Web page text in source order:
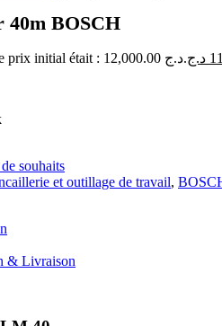
40m BOSCH
Le prix initial était : 12,000.00 د.ج.د.ج
souhaits
et outillage de travail,
& Livraison